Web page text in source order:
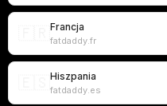
Francja
fatdaddy.fr
Hiszpania
fatdaddy.es